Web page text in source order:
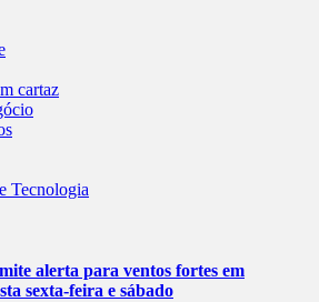
cartaz
Tecnologia
alerta para ventos fortes em
sexta-feira e sábado